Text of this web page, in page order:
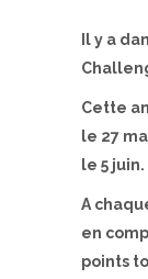
Il y a
Cette
le 27
le 5 juin.
A
en
points